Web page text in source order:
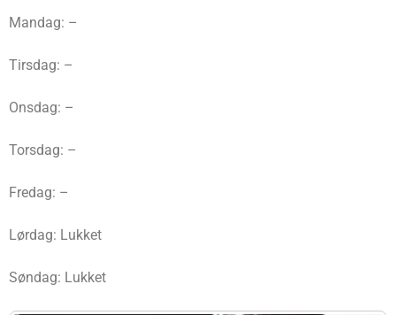
Mandag: –
Tirsdag: –
Onsdag: –
Torsdag: –
Fredag: –
Lørdag: Lukket
Søndag: Lukket